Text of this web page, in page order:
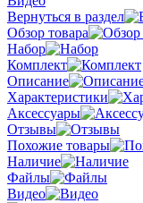
Вернуться в раздел
Обзор товара
Набор
Комплект
Описание
Характеристики
Аксессуары
Отзывы
Похожие товары
Наличие
Файлы
Видео